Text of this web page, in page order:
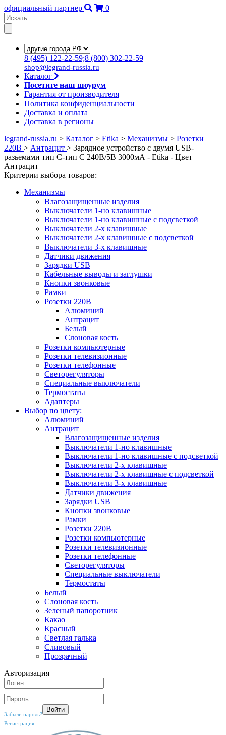
официальный партнер 0
8 (495) 122-22-59;8 (800) 302-22-59
shop@legrand-russia.ru
Каталог
Посетите наш шоурум
Гарантия от производителя
Политика конфиденциальности
Доставка и оплата
Доставка в регионы
legrand-russia.ru > Каталог > Etika > Механизмы > Розетки
220В > Антрацит > Зарядное устройство с двумя USB-
разьемами тип C-тип С 240В/5В 3000мА - Etika - Цвет
Антрацит
Критерии выбора товаров:
Механизмы
Влагозащищенные изделия
Выключатели 1-но клавишные
Выключатели 1-но клавишные с подсветкой
Выключатели 2-х клавишные
Выключатели 2-х клавишные с подсветкой
Выключатели 3-х клавишные
Датчики движения
Зарядки USB
Кабельные выводы и заглушки
Кнопки звонковые
Рамки
Розетки 220В
Алюминий
Антрацит
Белый
Слоновая кость
Розетки компьютерные
Розетки телевизионные
Розетки телефонные
Светорегуляторы
Специальные выключатели
Термостаты
Адаптеры
Выбор по цвету:
Алюминий
Антрацит
Влагозащищенные изделия
Выключатели 1-но клавишные
Выключатели 1-но клавишные с подсветкой
Выключатели 2-х клавишные
Выключатели 2-х клавишные с подсветкой
Выключатели 3-х клавишные
Датчики движения
Зарядки USB
Кнопки звонковые
Рамки
Розетки 220В
Розетки компьютерные
Розетки телевизионные
Розетки телефонные
Светорегуляторы
Специальные выключатели
Термостаты
Белый
Слоновая кость
Зеленый папоротник
Какао
Красный
Светлая галька
Сливовый
Прозрачный
Авторизация
Забыли пароль?
Регистрация